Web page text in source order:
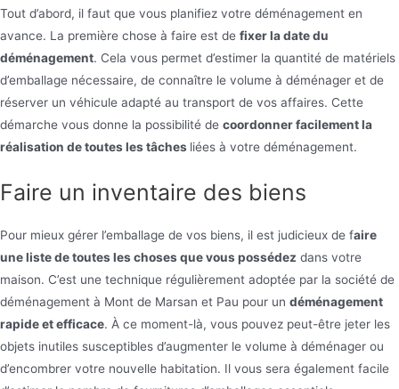
Tout d’abord, il faut que vous planifiez votre déménagement en
avance. La première chose à faire est de fixer la date du
déménagement. Cela vous permet d’estimer la quantité de matériels
d’emballage nécessaire, de connaître le volume à déménager et de
réserver un véhicule adapté au transport de vos affaires. Cette
démarche vous donne la possibilité de coordonner facilement la
réalisation de toutes les tâches liées à votre déménagement.
Faire un inventaire des biens
Pour mieux gérer l’emballage de vos biens, il est judicieux de faire
une liste de toutes les choses que vous possédez dans votre
maison. C’est une technique régulièrement adoptée par la société de
déménagement à Mont de Marsan et Pau pour un déménagement
rapide et efficace. À ce moment-là, vous pouvez peut-être jeter les
objets inutiles susceptibles d’augmenter le volume à déménager ou
d’encombrer votre nouvelle habitation. Il vous sera également facile